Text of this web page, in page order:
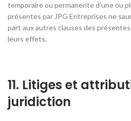
temporaire ou permanente d’une ou
présentes par JPG Entreprises ne
part aux autres clauses des
leurs effets.
11. Litiges et
juridiction